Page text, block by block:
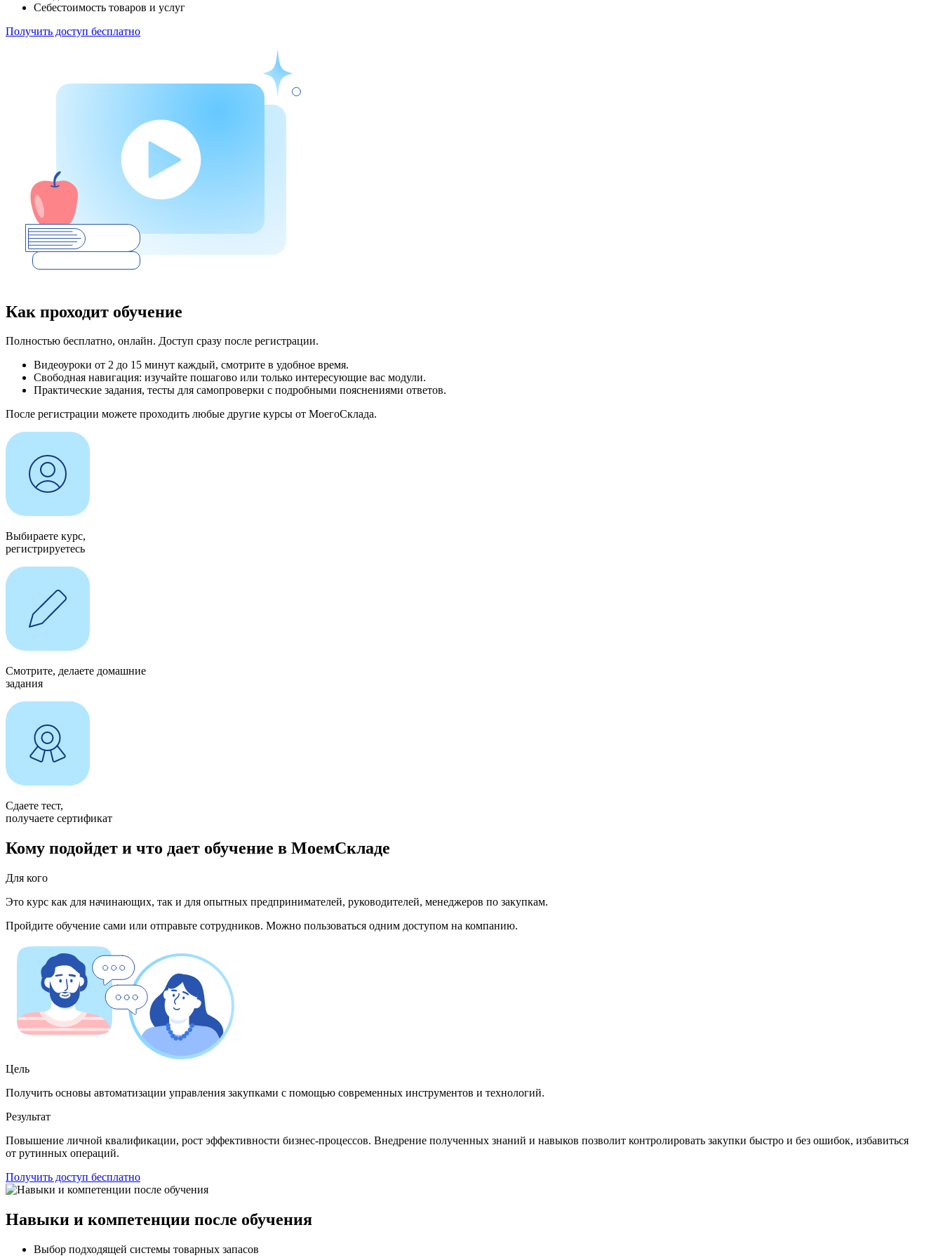
Себестоимость товаров и услуг
Получить доступ бесплатно
Как проходит обучение
Полностью бесплатно, онлайн. Доступ сразу после регистрации.
Видеоуроки от 2 до 15 минут каждый, смотрите в удобное время.
Свободная навигация: изучайте пошагово или только интересующие вас модули.
Практические задания, тесты для самопроверки с подробными пояснениями ответов.
После регистрации можете проходить любые другие курсы от МоегоСклада.
Выбираете курс,
регистрируетесь
Смотрите, делаете домашние
задания
Сдаете тест,
получаете сертификат
Кому подойдет и что дает обучение в МоемСкладе
Для кого
Это курс как для начинающих, так и для опытных предпринимателей, руководителей, менеджеров по закупкам.
Пройдите обучение сами или отправьте сотрудников. Можно пользоваться одним доступом на компанию.
Цель
Получить основы автоматизации управления закупками с помощью современных инструментов и технологий.
Результат
Повышение личной квалификации, рост эффективности бизнес-процессов. Внедрение полученных знаний и навыков позволит контролировать закупки быстро и без ошибок, избавиться
от рутинных операций.
Получить доступ бесплатно
Навыки и компетенции после обучения
Выбор подходящей системы товарных запасов